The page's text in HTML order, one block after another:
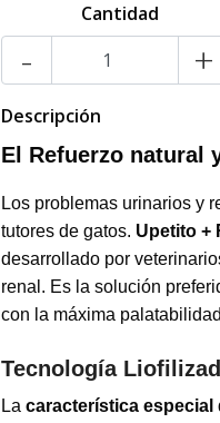
Cantidad
- +
Descripción
El Refuerzo natural
Los problemas urinarios y
tutores de gatos. Upetito +
desarrollado por
renal. Es la solución
con la máxima
Tecnología
La característica especial